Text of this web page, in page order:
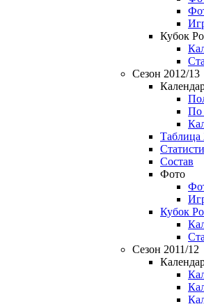
Кубок
Сезон 2012/13
По
Таблица
Состав
Фото
Кубок
Сезон 2011/12